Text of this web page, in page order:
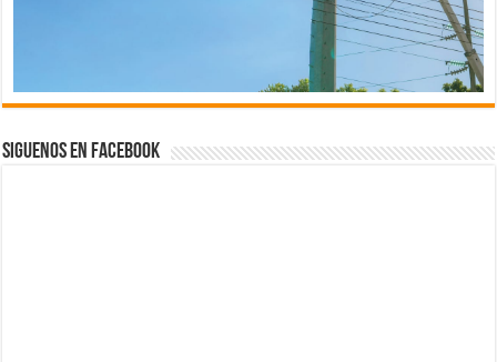
Siguenos en Facebook